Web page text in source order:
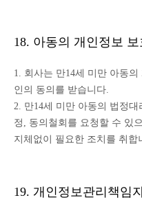
18. 아동의 개인정보 보
1. 회사는 만14세 미만 아동
인의 동의를 받습니다.
2. 만14세 미만 아동의 법정
정, 동의철회를 요청할 수 있
지체없이 필요한 조치를 취합
19. 개인정보관리책임